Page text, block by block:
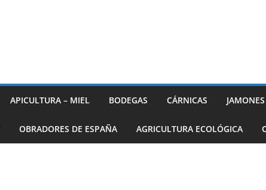
APICULTURA – MIEL BODEGAS CÁRNICAS
OBRADORES DE ESPAÑA AGRICULTURA ECOLÓGICA